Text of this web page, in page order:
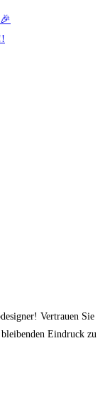
Vertrauen Sie
Eindruck zu